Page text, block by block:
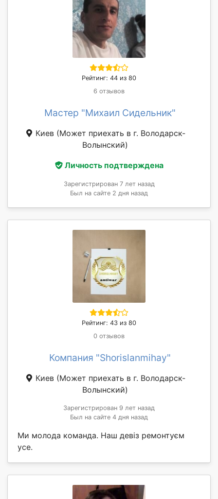
Рейтинг: 44 из 80
6 отзывов
Мастер "Михаил Сидельник"
Киев (Может приехать в г. Володарск-
Волынский)
Личность подтверждена
Зарегистрирован 7 лет назад
Был на сайте 2 дня назад
Рейтинг: 43 из 80
0 отзывов
Компания "Shorislanmihay"
Киев (Может приехать в г. Володарск-
Волынский)
Зарегистрирован 9 лет назад
Был на сайте 4 дня назад
Ми молода команда. Наш девіз ремонтуєм
усе.